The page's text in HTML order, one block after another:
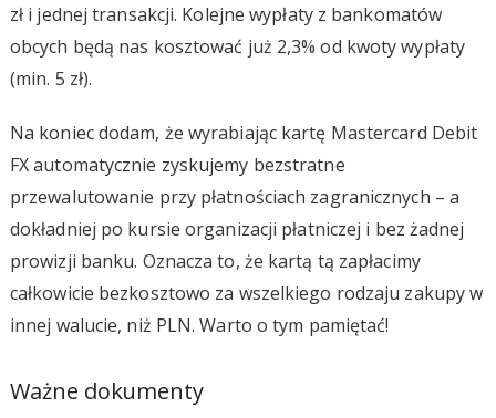
zł i jednej transakcji. Kolejne wypłaty z bankomatów
obcych będą nas kosztować już 2,3% od kwoty wypłaty
(min. 5 zł).
Na koniec dodam, że wyrabiając kartę Mastercard Debit
FX automatycznie zyskujemy bezstratne
przewalutowanie przy płatnościach zagranicznych – a
dokładniej po kursie organizacji płatniczej i bez żadnej
prowizji banku. Oznacza to, że kartą tą zapłacimy
całkowicie bezkosztowo za wszelkiego rodzaju zakupy w
innej walucie, niż PLN. Warto o tym pamiętać!
Ważne dokumenty